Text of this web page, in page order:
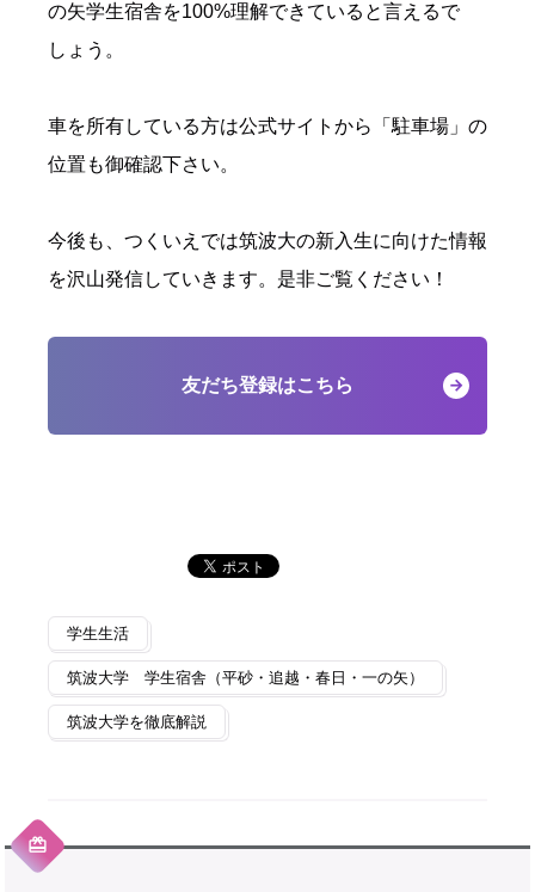
の矢学生宿舎を100%理解できていると言えるで
しょう。
車を所有している方は公式サイトから「駐車場」の
位置も御確認下さい。
今後も、つくいえでは筑波大の新入生に向けた情報
を沢山発信していきます。是非ご覧ください！
友だち登録はこちら
学生生活
筑波大学 学生宿舎（平砂・追越・春日・一の矢）
筑波大学を徹底解説